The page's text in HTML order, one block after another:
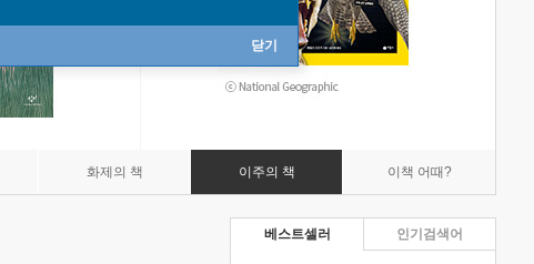
닫기
화제의 책 이주의 책 이책 어때?
베스트셀러 인기검색어